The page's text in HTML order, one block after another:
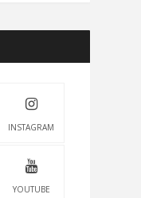
INSTAGRAM
YOUTUBE